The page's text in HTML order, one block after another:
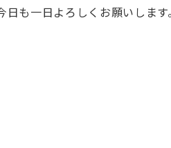
日も一日よろしくお願いします